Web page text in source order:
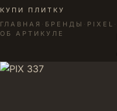
КУПИ ПЛИТКУ
ГЛАВНАЯ · БРЕНДЫ · PIXEL ·
ОБ АРТИКУЛЕ